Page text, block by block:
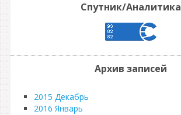
Спутник/Аналитика
Архив записей
2015 Декабрь
2016 Январь